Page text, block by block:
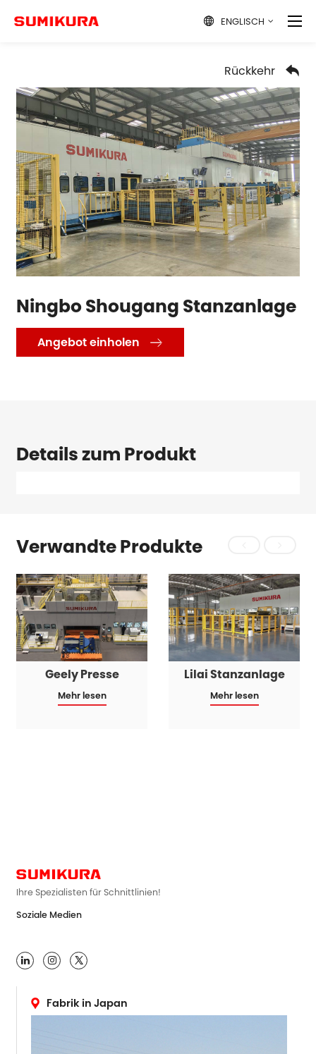
 ENGLISCH
Rückkehr 
Ningbo Shougang Stanzanlage
Angebot einholen 
Details zum Produkt
Verwandte Produkte
Geely Presse
Mehr lesen
Lilai Stanzanlage
Mehr lesen
Ihre Spezialisten für Schnittlinien!
Soziale Medien

Fabrik in Japan